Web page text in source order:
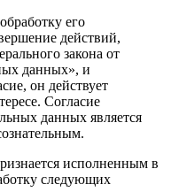
его
действий,
закона от
данных», и
он действует
Согласие
данных является
исполненным в
следующих